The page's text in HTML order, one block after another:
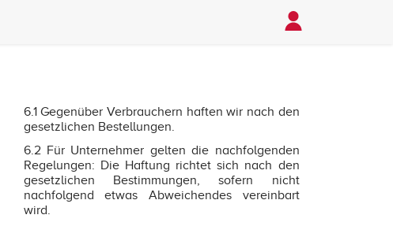
6.1 Gegenüber Verbrauchern haften wir nach den
gesetzlichen Bestellungen.
6.2 Für Unternehmer gelten die nachfolgenden
Regelungen: Die Haftung richtet sich nach den
gesetzlichen Bestimmungen, sofern nicht
nachfolgend etwas Abweichendes vereinbart
wird.